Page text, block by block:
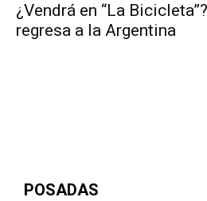
¿Vendrá en “La
regresa a la Argentina
POSADAS